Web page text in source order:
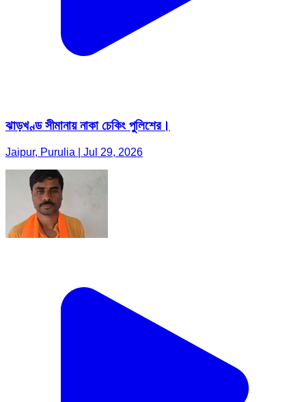
ঝাড়খণ্ড সীমানায় নাকা চেকিং পুলিশের।
Jaipur, Purulia | Jul 29, 2026